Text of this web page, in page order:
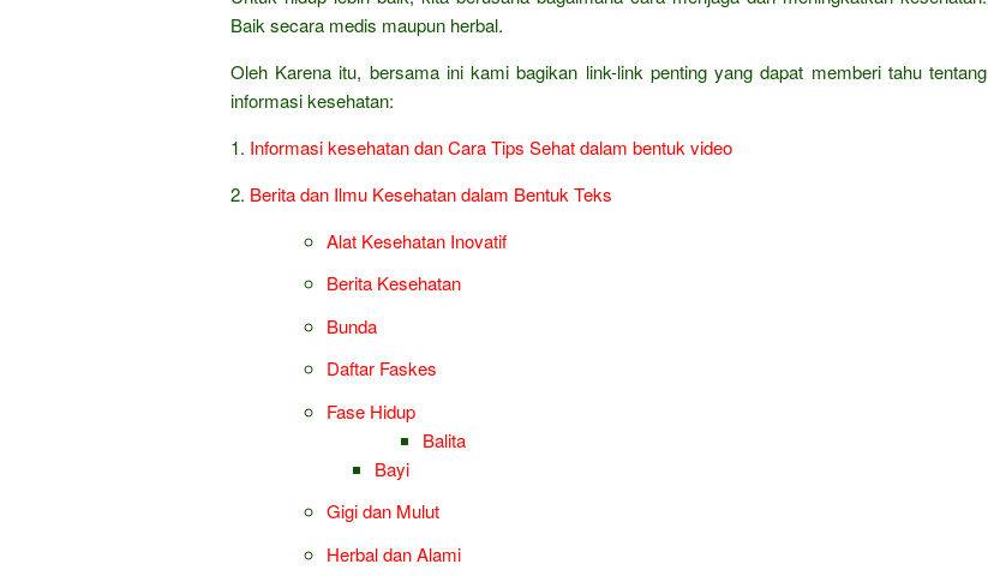
Baik secara medis maupun herbal.
Oleh Karena itu, bersama ini kami bagikan link-link penting yang dapat memberi tahu tentang
informasi kesehatan:
1. Informasi kesehatan dan Cara Tips Sehat dalam bentuk video
2. Berita dan Ilmu Kesehatan dalam Bentuk Teks
Alat Kesehatan Inovatif
Berita Kesehatan
Bunda
Daftar Faskes
Fase Hidup
Balita
Bayi
Gigi dan Mulut
Herbal dan Alami